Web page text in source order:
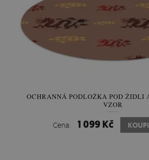
OCHRANNÁ PODLOŽKA POD ŽIDLI
VZOR
Cena: 1 099 Kč